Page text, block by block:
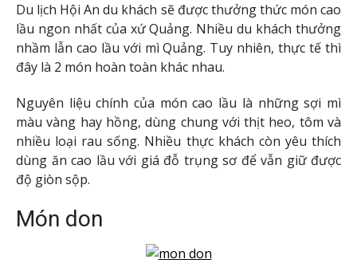
Du lịch Hội An du khách sẽ được thưởng thức món cao
lầu ngon nhất của xứ Quảng. Nhiều du khách thưởng
nhầm lẫn cao lầu với mì Quảng. Tuy nhiên, thực tế thì
đây là 2 món hoàn toàn khác nhau.
Nguyên liệu chính của món cao lầu là những sợi mì
màu vàng hay hồng, dùng chung với thịt heo, tôm và
nhiều loại rau sống. Nhiều thực khách còn yêu thích
dùng ăn cao lầu với giá đỗ trụng sơ để vẫn giữ được
độ giòn sộp.
Món don